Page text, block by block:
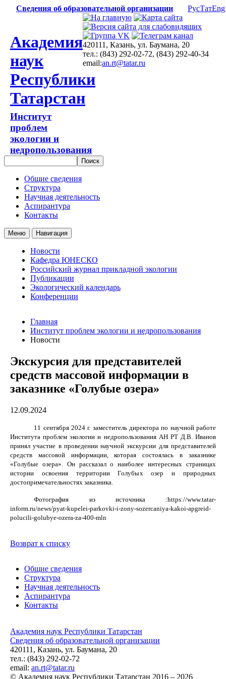
Сведения об образовательной организации РусТатEng
Академия
наук
Республики
Татарстан
Институт
проблем
экологии и
недропользования
420111, Казань, ул. Баумана, 20
тел.: (843) 292-02-72, (843) 292-40-34
email:an.rt@tatar.ru
Общие сведения
Структура
Научная деятельность
Аспирантура
Контакты
Меню Навигация
Новости
Кафедра ЮНЕСКО
Российский журнал прикладной экологии
Публикации
Экологический календарь
Конференции
Главная
Институт проблем экологии и недропользования
Новости
Экскурсия для представителей
средств массовой информации в
заказнике «Голубые озера»
12.09.2024
11 сентября 2024 г. заместитель директора по научной работе
Института проблем экологии и недропользования АН РТ Д.В. Иванов
принял участие в проведении научной экскурсии для представителей
средств массовой информации, которая состоялась в заказнике
«Голубые озера». Он рассказал о наиболее интересных страницах
истории освоения территории Голубых озер и природных
достопримечательностях заказника.
Фотография из источника :https://www.tatar-
inform.ru/news/pyat-kupelei-parkovki-i-zony-sozercaniya-kakoi-apgreid-
polucili-golubye-ozera-za-400-mln
Возврат к списку
Общие сведения
Структура
Научная деятельность
Аспирантура
Контакты
Академия наук Республики Татарстан
Сведения об образовательной организации
420111, Казань, ул. Баумана, 20
тел.: (843) 292-02-72
email: an.rt@tatar.ru
© Академия наук Республики Татарстан 2016 – 2026